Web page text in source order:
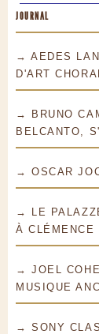
JOURNAL
→ AEDES
D'ART
→ BRUNO
BELCANTO,
→ OSCAR
→ LE
À CLÉMENCE
→ JOEL
MUSIQUE
→ SONY